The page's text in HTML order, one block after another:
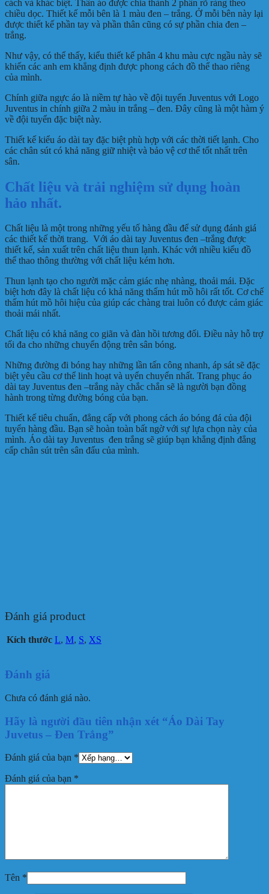
cách và khác biệt. Thân áo được chia thành 2 phần rõ ràng theo
chiều dọc. Thiết kế mỗi bên là 1 màu đen – trắng. Ở mỗi bên này lại
được thiết kế phần tay và phần thân cũng có sự phần chia đen –
trắng.
Như vậy, có thể thấy, kiểu thiết kế phân 4 khu màu cực ngầu này sẽ
khiến các anh em khẳng định được phong cách đồ thể thao riêng
của mình.
Chính giữa ngực áo là niềm tự hào về đội tuyển Juventus với Logo
Juventus in chính giữa 2 màu in trắng – đen. Đây cũng là một hàm ý
về đội tuyển đặc biệt này.
Thiết kế kiểu áo dài tay đặc biệt phù hợp với các thời tiết lạnh. Cho
các chân sút có khả năng giữ nhiệt và bảo vệ cơ thể tốt nhất trên
sân.
Chất liệu và trải nghiệm sử dụng hoàn
hảo nhất.
Chất liệu là một trong những yếu tố hàng đầu để sử dụng đánh giá
các thiết kế thời trang. Với áo dài tay Juventus đen –trắng được
thiết kế, sản xuất trên chất liệu thun lạnh. Khác với nhiều kiểu đồ
thể thao thông thường với chất liệu kém hơn.
Thun lạnh tạo cho người mặc cảm giác nhẹ nhàng, thoải mái. Đặc
biệt hơn đây là chất liệu có khả năng thấm hút mồ hôi rất tốt. Cơ chế
thấm hút mồ hôi hiệu của giúp các chàng trai luôn có được cảm giác
thoải mái nhất.
Chất liệu có khả năng co giãn và đàn hồi tương đối. Điều này hỗ trợ
tối đa cho những chuyển động trên sân bóng.
Những đường đi bóng hay những lần tấn công nhanh, áp sát sẽ đặc
biệt yêu cầu cơ thể linh hoạt và uyển chuyển nhất. Trang phục áo
dài tay Juventus đen –trắng này chắc chắn sẽ là người bạn đồng
hành trong từng đường bóng của bạn.
Thiết kế tiêu chuẩn, đẳng cấp với phong cách áo bóng đá của đội
tuyển hàng đầu. Bạn sẽ hoàn toàn bất ngờ với sự lựa chọn này của
mình. Áo dài tay Juventus đen trắng sẽ giúp bạn khẳng định đẳng
cấp chân sút trên sân đấu của mình.
Đánh giá product
Kích thước L, M, S, XS
Đánh giá
Chưa có đánh giá nào.
Hãy là người đầu tiên nhận xét “Áo Dài Tay
Juvetus – Đen Trắng”
Đánh giá của bạn *
Đánh giá của bạn *
Tên *